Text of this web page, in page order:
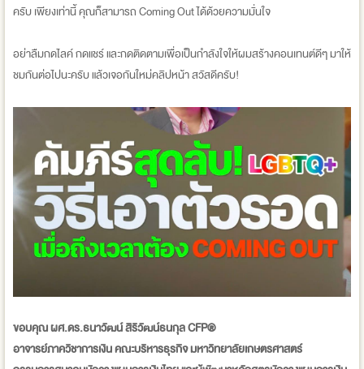
ครับ เพียงเท่านี้ คุณก็สามารถ Coming Out ได้ด้วยความมั่นใจ
อย่าลืมกดไลค์ กดแชร์ และกดติดตามเพื่อเป็นกำลังใจให้ผมสร้างคอนเทนต์ดีๆ มาให้
ชมกันต่อไปนะครับ แล้วเจอกันใหม่คลิปหน้า สวัสดีครับ!
ขอบคุณ ผศ.ดร.ธนาวัฒน์ สิริวัฒน์ธนกุล CFP®
อาจารย์ภาควิชาการเงิน คณะบริหารธุรกิจ มหาวิทยาลัยเกษตรศาสตร์